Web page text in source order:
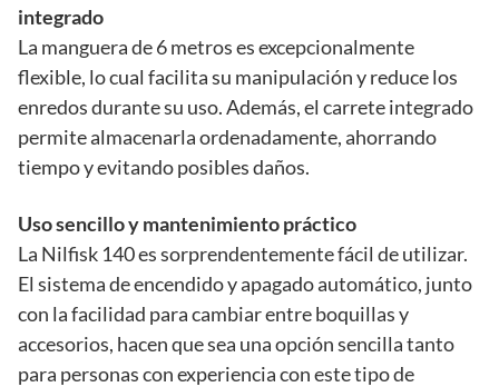
integrado
La manguera de 6 metros es excepcionalmente
flexible, lo cual facilita su manipulación y reduce los
enredos durante su uso. Además, el carrete integrado
permite almacenarla ordenadamente, ahorrando
tiempo y evitando posibles daños.
Uso sencillo y mantenimiento práctico
La Nilfisk 140 es sorprendentemente fácil de utilizar.
El sistema de encendido y apagado automático, junto
con la facilidad para cambiar entre boquillas y
accesorios, hacen que sea una opción sencilla tanto
para personas con experiencia con este tipo de